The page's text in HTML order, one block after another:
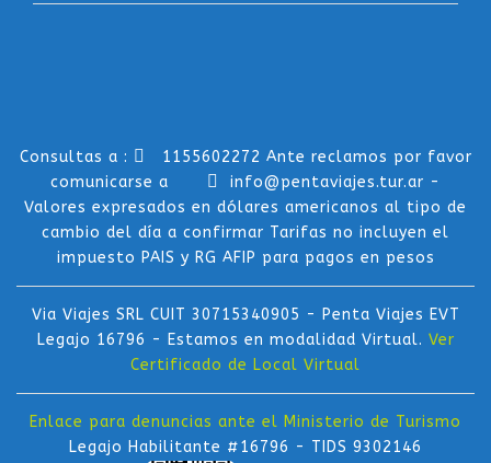
Consultas a :
1155602272 Ante reclamos por favor
comunicarse a
info@pentaviajes.tur.ar -
Valores expresados en dólares americanos al tipo de
cambio del día a confirmar Tarifas no incluyen el
impuesto PAIS y RG AFIP para pagos en pesos
Via Viajes SRL CUIT 30715340905 - Penta Viajes EVT
Legajo 16796 - Estamos en modalidad Virtual. Ver
Certificado de Local Virtual
Enlace para denuncias ante el Ministerio de Turismo
Legajo Habilitante #16796 - TIDS 9302146